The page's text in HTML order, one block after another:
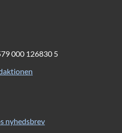
000 126830 5
nyhedsbrev